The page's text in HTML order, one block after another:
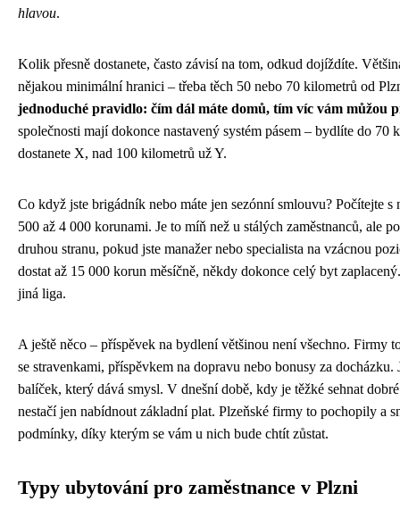
hlavou.
Kolik přesně dostanete, často závisí na tom, odkud dojíždíte.
nějakou minimální hranici – třeba těch 50 nebo 70 kilometrů od
jednoduché pravidlo: čím dál máte domů, tím víc vám můžou
společnosti mají dokonce nastavený systém pásem – bydlíte do 70
dostanete X, nad 100 kilometrů už Y.
Co když jste brigádník nebo máte jen sezónní smlouvu? Počítejte s
500 až 4 000 korunami. Je to míň než u stálých zaměstnanců, ale
druhou stranu, pokud jste manažer nebo specialista na vzácnou
dostat až 15 000 korun měsíčně, někdy dokonce celý byt
jiná liga.
A ještě něco – příspěvek na bydlení většinou není všechno. Firmy
se stravenkami, příspěvkem na dopravu nebo bonusy za docházku.
balíček, který dává smysl. V dnešní době, kdy je těžké sehnat
nestačí jen nabídnout základní plat. Plzeňské firmy to pochopily a
podmínky, díky kterým se vám u nich bude chtít zůstat.
Typy ubytování pro zaměstnance v Plzni